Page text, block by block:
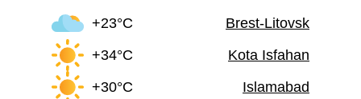
+23°C
Brest-Litovsk
+34°C
Kota Isfahan
+30°C
Islamabad